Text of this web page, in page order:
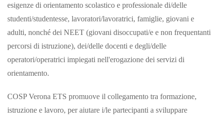
esigenze di orientamento scolastico e professionale di/delle
studenti/studentesse, lavoratori/lavoratrici, famiglie, giovani e
adulti, nonché dei NEET (giovani disoccupati/e e non frequentanti
percorsi di istruzione), dei/delle docenti e degli/delle
operatori/operatrici impiegati nell'erogazione dei servizi di
orientamento.
COSP Verona ETS promuove il collegamento tra formazione,
istruzione e lavoro, per aiutare i/le partecipanti a sviluppare